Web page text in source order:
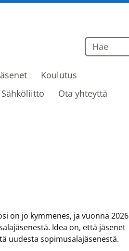
Koulutus
Sähköliitto Ota yhteyttä
on jo kymmenes, ja vuonna 2026
Idea on, että jäsenet
uudesta sopimusalajäsenestä.